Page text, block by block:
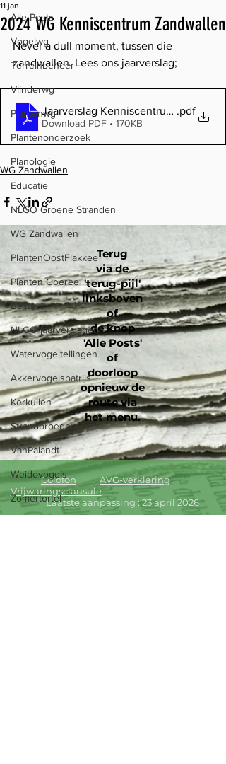
Alle Posts
Vogelwg
Terreinbeheer
Vlinderwg
Plantenwg
Plantenonderzoek
Planologie
Educatie
NLGO Groene Stranden
WG Zandwallen
PlantenOostFlakkee
Planten Goeree
Bestuur
NLGO-jaarverslagen
Watervogeltellingen
Akkervogelspatrijs
Kerkuilen
Strandbroeders
VanPalandt
Weidevogels
Zomertortel
2024 WG Kenniscentrum Zandwallen
11 jan
Never a dull moment, tussen die
zandwallen. Lees ons jaarverslag;
Jaarverslag Kenniscentrum .pdf
Download PDF • 170KB
WG Zandwallen
Terug
via de
'terug-pijl'
linksboven
of
de knop
'Alle Posts'
of
doorloop
opnieuw de
route via
het menu.
Colofon
AVG-verklaring
Vrijwaringsclausule
Laatste aanpassing : 23 april 2026